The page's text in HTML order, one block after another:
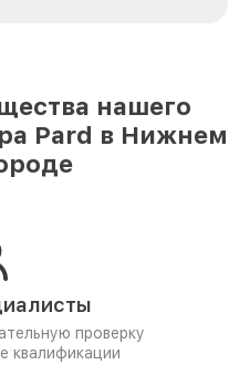
нашего
Pard в Нижнем
проверку
квалификации